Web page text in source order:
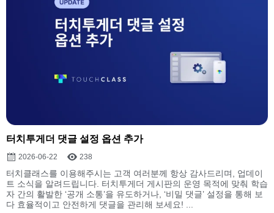
터치투게더 댓글 설정 옵션 추가
2026-06-22 238
터치클래스를 이용해주시는 고객 여러분께 항상 감사드리며, 업데이
트 소식을 알려드립니다. 터치투게더 게시판의 운영 목적에 맞춰 학습
자 간의 활발한 ‘공개 소통’을 유도하거나, ‘비밀 댓글’ 설정을 통해 보
다 효율적이고 안전하게 댓글을 관리해 보세요! ...